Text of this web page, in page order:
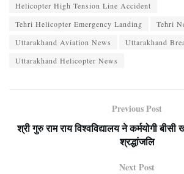
Helicopter High Tension Line Accident
Tehri Helicopter Emergency Landing
Tehri
Uttarakhand Aviation News
Uttarakhand
Uttarakhand Helicopter News
Previous Post
श्री गुरु राम राय विश्वविद्यालय ने कर्मयोगी बीसी
श्रद्धांजलि
Next Post